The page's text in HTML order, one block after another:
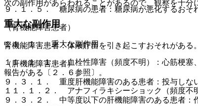
９．１．５． 糖尿病の患者：糖尿病が悪化するおそ
（腎機能障害患者）
腎機能障害患者：体液貯留を引き起こすおそれがある。
（肝機能障害患者）
９．３．１． 重度肝機能障害のある患者：投与しな
９．３．２． 中等度以下の肝機能障害のある患者：
次の副作用があらわれることがあるので、観察を十
重大な副作用
１１．１． 重大な副作用
１１．１．１． 血栓性障害（頻度不明）：心筋梗塞
報告がある〔２．６参照〕。
１１．１．２． アナフィラキシーショック（頻度不